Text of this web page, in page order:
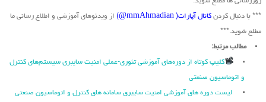
*** با دنبال کردن کانال آپارات( mmAhmadian@)
از ویدئوهای آموزشی و اطلاع رسانی ما
مطلع شوید.***
مطالب مرتبط:
کلیپ کوتاه از دوره‌های آموزشی تئوری-عملی امنیت سایبری سیستم‌های کنترل
و اتوماسیون صنعتی
لیست دوره های آموزشی امنیت سایبری سامانه های کنترل و اتوماسیون صنعتی